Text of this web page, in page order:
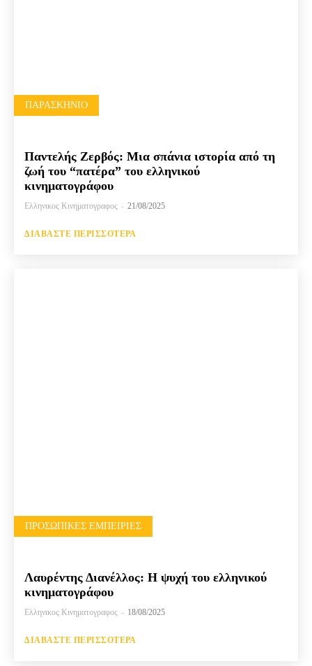
ΠΑΡΑΣΚΉΝΙΟ
Παντελής Ζερβός: Μια σπάνια ιστορία από τη
ζωή του “πατέρα” του ελληνικού
κινηματογράφου
Ελληνικος Κινηματογραφος - 21/08/2025
ΔΙΑΒΆΣΤΕ ΠΕΡΙΣΣΌΤΕΡΑ
ΠΡΟΣΩΠΙΚΈΣ ΕΜΠΕΙΡΊΕΣ
Λαυρέντης Διανέλλος: Η ψυχή του ελληνικού
κινηματογράφου
Ελληνικος Κινηματογραφος - 18/08/2025
ΔΙΑΒΆΣΤΕ ΠΕΡΙΣΣΌΤΕΡΑ